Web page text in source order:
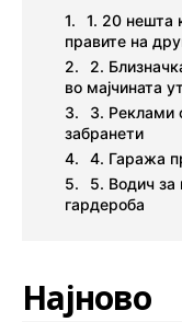
1. 20 нешта
правите на
2.
во мајчината
3. Реклами
забранети
4. Гаража
5. Водич
гардероба
Најново